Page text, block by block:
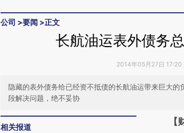
公司 >要闻 >正文
长航油运表外债务
2014年05月27日 17:20
隐藏的表外债务给已经资不抵债的长航油运带来巨大
段解决问题，绝不妥协
相关报道
请务